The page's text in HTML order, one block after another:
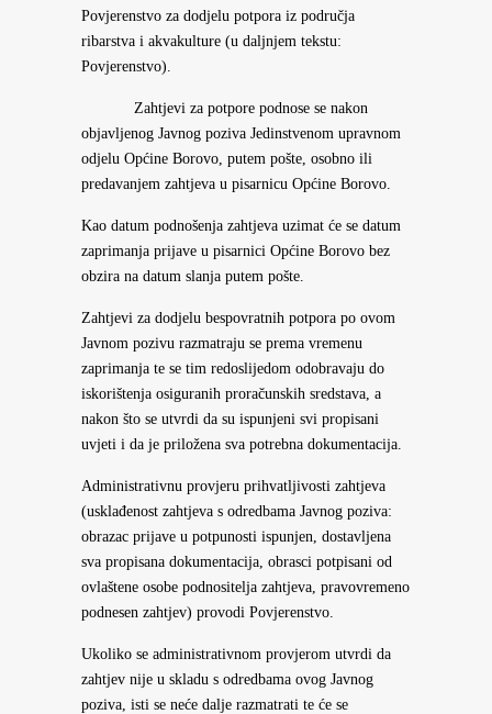
Povjerenstvo za dodjelu potpora iz područja
ribarstva i akvakulture (u daljnjem tekstu:
Povjerenstvo).
Zahtjevi za potpore podnose se nakon
objavljenog Javnog poziva Jedinstvenom upravnom
odjelu Općine Borovo, putem pošte, osobno ili
predavanjem zahtjeva u pisarnicu Općine Borovo.
Kao datum podnošenja zahtjeva uzimat će se datum
zaprimanja prijave u pisarnici Općine Borovo bez
obzira na datum slanja putem pošte.
Zahtjevi za dodjelu bespovratnih potpora po ovom
Javnom pozivu razmatraju se prema vremenu
zaprimanja te se tim redoslijedom odobravaju do
iskorištenja osiguranih proračunskih sredstava, a
nakon što se utvrdi da su ispunjeni svi propisani
uvjeti i da je priložena sva potrebna dokumentacija.
Administrativnu provjeru prihvatljivosti zahtjeva
(usklađenost zahtjeva s odredbama Javnog poziva:
obrazac prijave u potpunosti ispunjen, dostavljena
sva propisana dokumentacija, obrasci potpisani od
ovlaštene osobe podnositelja zahtjeva, pravovremeno
podnesen zahtjev) provodi Povjerenstvo.
Ukoliko se administrativnom provjerom utvrdi da
zahtjev nije u skladu s odredbama ovog Javnog
poziva, isti se neće dalje razmatrati te će se